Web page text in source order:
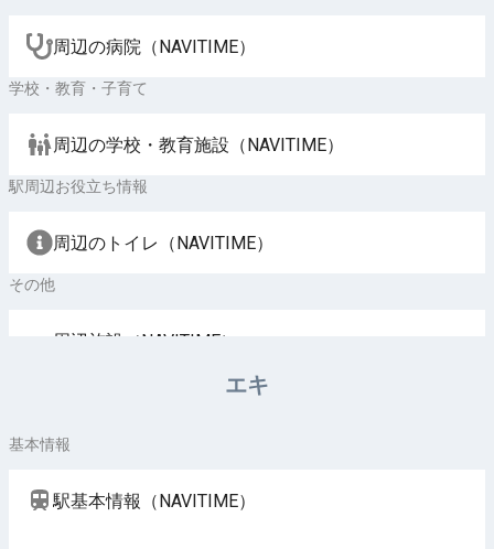
周辺の病院（NAVITIME）
学校・教育・子育て
周辺の学校・教育施設（NAVITIME）
駅周辺お役立ち情報
周辺のトイレ（NAVITIME）
その他
周辺施設（NAVITIME）
エキ
基本情報
駅基本情報（NAVITIME）